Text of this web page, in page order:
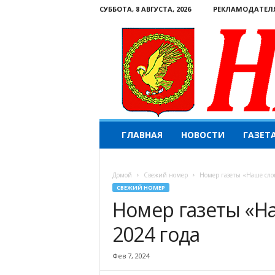
СУББОТА, 8 АВГУСТА, 2026
ш
ГЛАВНАЯ НОВОСТИ
Домой Свежий номер Номер газеты «Наше
СВЕЖИЙ НОМЕР
Номер газеты
2024 года
Фев 7, 2024